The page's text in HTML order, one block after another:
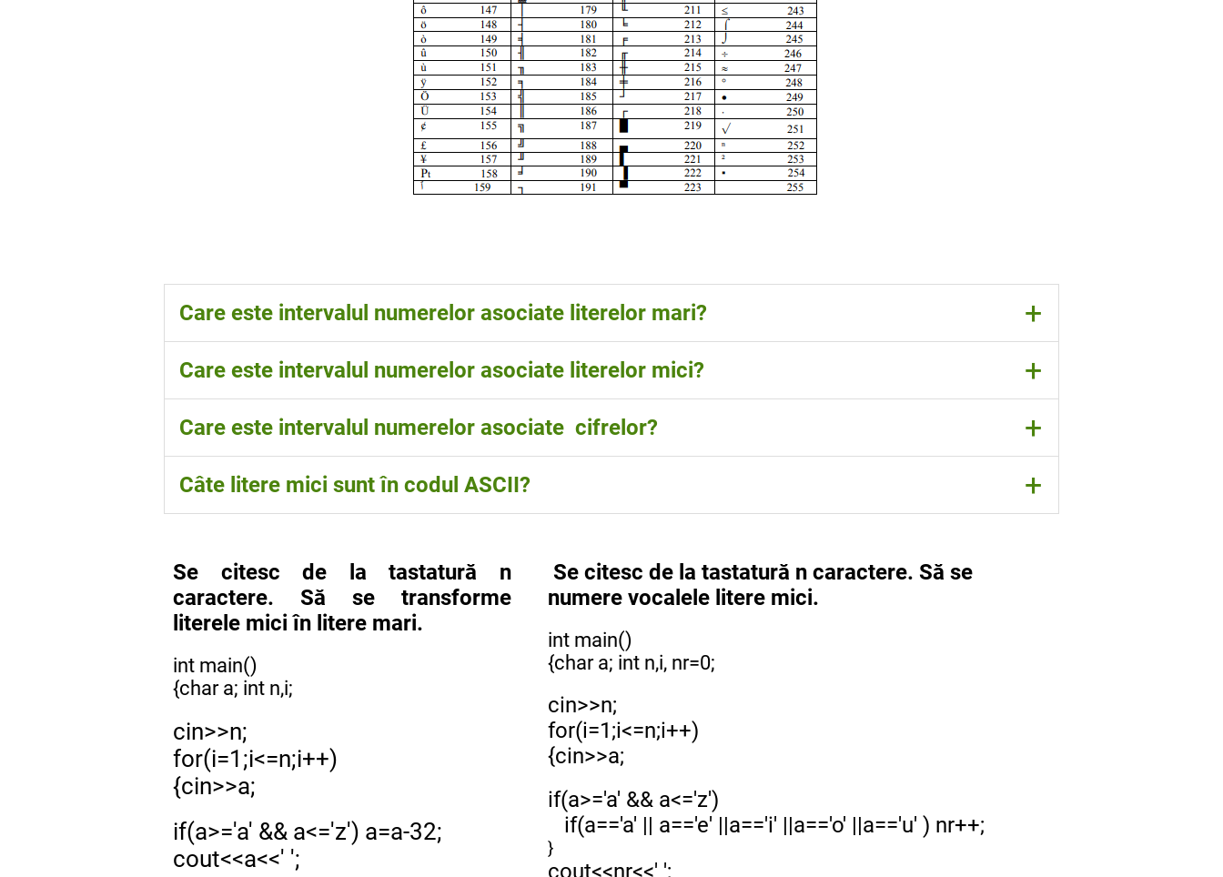
Care este intervalul numerelor asociate literelor mari? +
65-90
Care este intervalul numerelor asociate literelor mici? +
97-112
Care este intervalul numerelor asociate cifrelor? +
48-57
Câte litere mici sunt în codul ASCII? +
Se citesc de la tastatură n
caractere. Să se transforme
literele mici în litere mari.
int main()
{char a; int n,i;
cin>>n;
for(i=1;i<=n;i++)
{cin>>a;
if(a>='a' && a<='z') a=a-32;
cout<<a<<' ';
Se citesc de la tastatură n caractere. Să se
numere vocalele litere mici.
int main()
{char a; int n,i, nr=0;
cin>>n;
for(i=1;i<=n;i++)
{cin>>a;
if(a>='a' && a<='z')
if(a=='a' || a=='e' ||a=='i' ||a=='o' ||a=='u' ) nr++;
}
cout<<nr<<' ';